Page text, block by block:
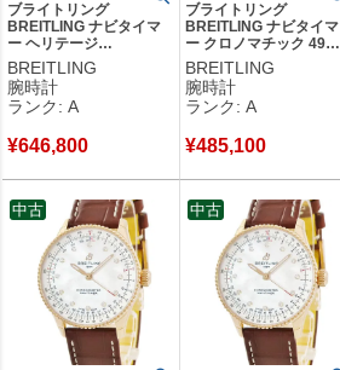
ブライトリング
BREITLING ナビタイマ
ー ヘリテージ
A355G11NP A35350 OH
済 クロノグラフ スモー
ルセコンド メンズ 腕時
計自動巻き シルバー
BREITLING
腕時計
ランク: A
¥646,800
ブライトリング
BREITLING ナビタイマ
ー クロノマチック 49
A436B20ACA A14360
OH済 クロノグラフ デイ
ト メンズ 腕時計自動巻
き ブラック 【中古】中
BREITLING
腕時計
ランク: A
¥485,100
中古 中古